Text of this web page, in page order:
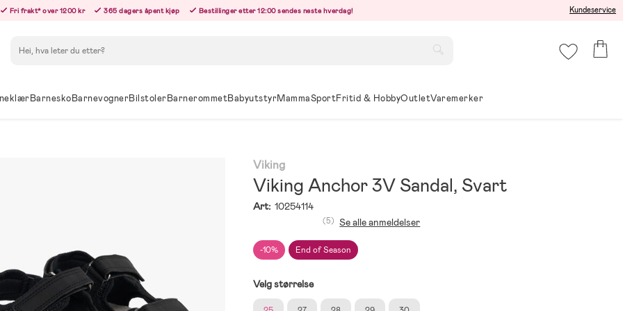
Fri frakt* over 1200 kr 365 dagers åpent kjøp Bestillinger etter 12:00 sendes neste hverdag! Kundeservice
BarneskoBarnevognerBilstolerBarnerommetBabyutstyrMammaSportFritid & HobbyOutletVaremerker
Viking
Viking Anchor 3V Sandal, Svart
Art: 10254114
-10% End of Season
(5) Se alle anmeldelser
Velg størrelse